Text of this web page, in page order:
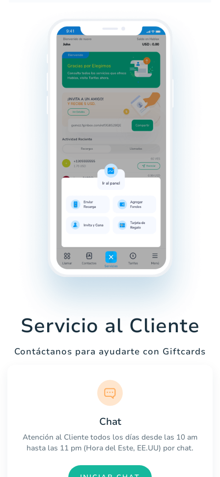
Servicio al Cliente
Contáctanos para ayudarte con Giftcards
Chat
Atención al Cliente todos los días desde las 10 am
hasta las 11 pm (Hora del Este, EE.UU) por chat.